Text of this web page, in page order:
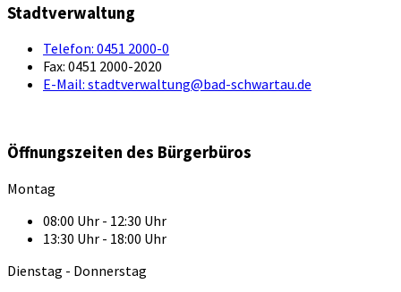
Stadtverwaltung
Telefon: 0451 2000-0
Fax: 0451 2000-2020
E-Mail: stadtverwaltung@bad-schwartau.de
Öffnungszeiten des Bürgerbüros
Montag
08:00 Uhr - 12:30 Uhr
13:30 Uhr - 18:00 Uhr
Dienstag - Donnerstag